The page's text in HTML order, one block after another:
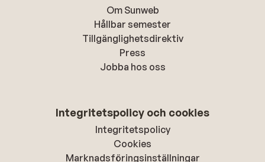
Om Sunweb
Hållbar semester
Tillgänglighetsdirektiv
Press
Jobba hos oss
Integritetspolicy och cookies
Integritetspolicy
Cookies
Marknadsföringsinställningar